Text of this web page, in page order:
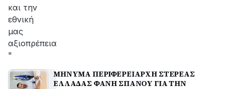
και την
εθνική
μας
αξιοπρέπεια
"
ΜΗΝΥΜΑ ΠΕΡΙΦΕΡΕΙΑΡΧΗ ΣΤΕΡΕΑΣ
ΕΛΛΑΔΑΣ ΦΑΝΗ ΣΠΑΝΟΥ ΓΙΑ ΤΗΝ